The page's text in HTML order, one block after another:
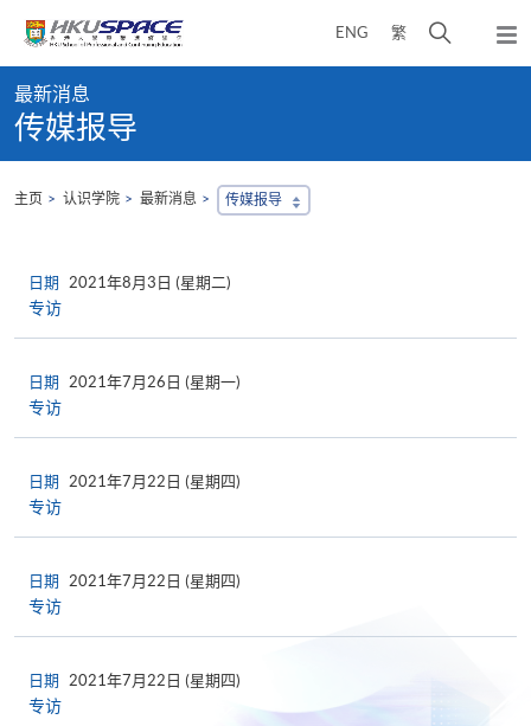
content
ENG 繁
开
弹
出
content
start
最新消息
传媒报导
主页 认识学院 最新消息 传媒报导
日期 2021年8月3日 (星期二)
专访
日期 2021年7月26日 (星期一)
专访
日期 2021年7月22日 (星期四)
专访
日期 2021年7月22日 (星期四)
专访
日期 2021年7月22日 (星期四)
专访